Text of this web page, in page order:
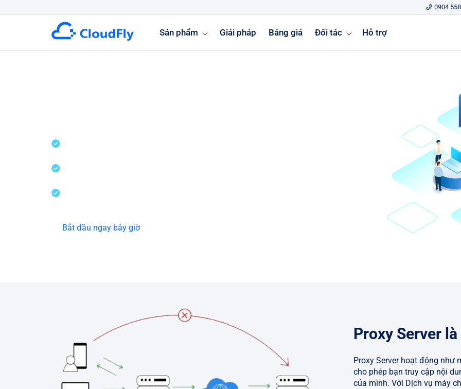
0904
Sản phẩm Giải pháp Bảng giá Đối tác Hỗ trợ
Bắt đầu ngay bây giờ
Proxy Server
Proxy Server hoạt động như
cho phép bạn truy cập nội
của mình. Với Dịch vụ máy